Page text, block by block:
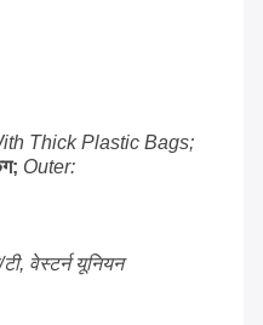
Thick Plastic Bags;
Outer:
वेस्टर्न यूनियन